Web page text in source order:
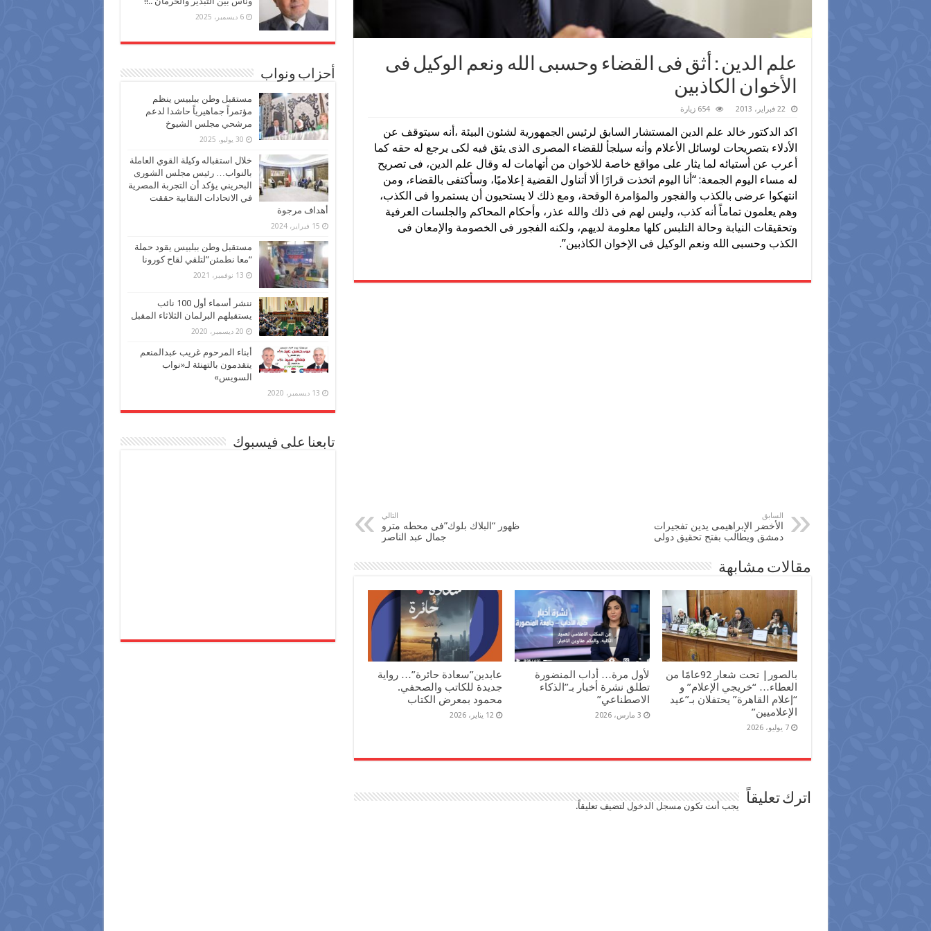
علم الدين : أثق فى القضاء وحسبى الله ونعم الوكيل فى
الأخوان الكاذبين
22 فبراير، 2013 654 زيارة
اكد الدكتور خالد علم الدين المستشار السابق لرئيس الجمهورية لشئون البيئة ،أنه سيتوقف عن
الأدلاء بتصريحات لوسائل الأعلام وأنه سيلجأ للقضاء المصرى الذى يثق فيه لكى يرجع له حقه كما
أعرب عن أستيائه لما يثار على مواقع خاصة للاخوان من أتهامات له وقال علم الدين، فى تصريح
له مساء اليوم الجمعة: “أنا اليوم اتخذت قرارًا ألا أتناول القضية إعلاميًا، وسأكتفى بالقضاء، ومن
انتهكوا عرضى بالكذب والفجور والمؤامرة الوقحة، ومع ذلك لا يستحيون أن يستمروا فى الكذب،
وهم يعلمون تماماً أنه كذب، وليس لهم فى ذلك والله عذر، وأحكام المحاكم والجلسات العرفية
وتحقيقات النيابة وحالة التلبس كلها معلومة لديهم، ولكنه الفجور فى الخصومة والإمعان فى
الكذب وحسبى الله ونعم الوكيل فى الإخوان الكاذبين”.
السابق
الأخضر الإبراهيمى يدين تفجيرات
دمشق ويطالب بفتح تحقيق دولى
التالي
ظهور “البلاك بلوك”فى محطه مترو
جمال عبد الناصر
مقالات مشابهة
بالصور| تحت شعار 92عامًا من
العطاء… “خريجي الإعلام” و
“إعلام القاهرة” يحتفلان بـ”عيد
الإعلاميين”
7 يوليو، 2026
لأول مرة… أداب المنضورة
تطلق نشرة أخبار بـ”الذكاء
الاصطناعي”
3 مارس، 2026
عابدين”سعادة حائرة”… رواية
جديدة للكاتب والصحفي.
محمود بمعرض الكتاب
12 يناير، 2026
اترك تعليقاً يجب أنت تكون مسجل الدخول لتضيف تعليقاً.
6 ديسمبر، 2025
أحزاب ونواب
مستقبل وطن ببلبيس ينظم
مؤتمراً جماهيرياً حاشدا لدعم
مرشحي مجلس الشيوخ
30 يوليو، 2025
خلال استقباله وكيلة القوي العاملة
بالنواب… رئيس مجلس الشورى
البحريني يؤكد أن التجربة المصرية
في الاتحادات النقابية حققت
أهداف مرجوة
15 فبراير، 2024
مستقبل وطن ببلبيس يقود حملة
“معا نطمئن”لتلقي لقاح كورونا
13 نوفمبر، 2021
ننشر أسماء أول 100 نائب
يستقبلهم البرلمان الثلاثاء المقبل
20 ديسمبر، 2020
أبناء المرحوم غريب عبدالمنعم
يتقدمون بالتهنئة لـ«نواب
السويس»
13 ديسمبر، 2020
تابعنا على فيسبوك